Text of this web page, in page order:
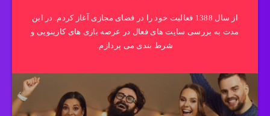
از سال 1388 فعالیت خود را در فضای مجازی آغاز کردم. در این
مدت به بررسی سایت های فعال در عرصه بازی های کازینویی و
شرط بندی می پردازم.